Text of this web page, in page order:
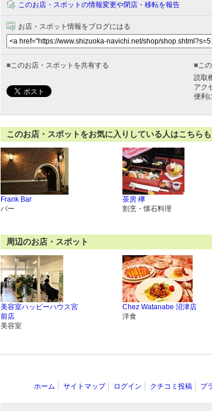
このお店・スポットの情報変更や閉店・移転を報告
お店・スポット情報をブログにはる
■このお店・スポットを共有する ■こ
読取
アク
便利
このお店・スポットをお気に入りしている人はこちら
Frank Bar
バー
茶房 欅
割烹・懐石料理
周辺のお店・スポット
美容室ハッピーハウス宮
前店
美容室
Chez Watanabe 沼津店
洋食
ホーム サイトマップ ログイン クチコミ投稿 プ